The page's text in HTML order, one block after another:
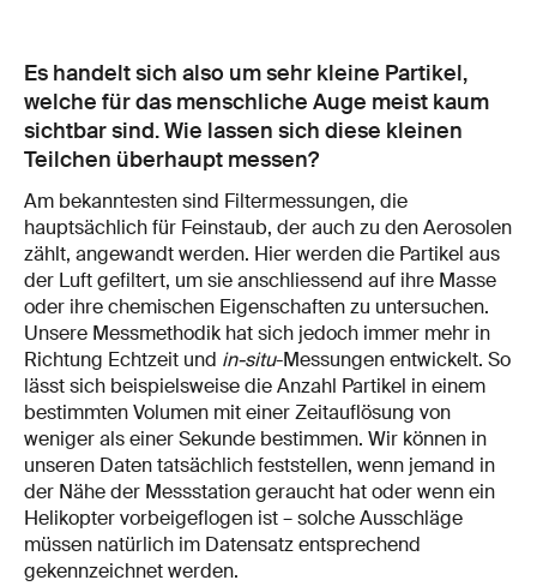
Es handelt sich also um sehr kleine Partikel,
welche für das menschliche Auge meist kaum
sichtbar sind. Wie lassen sich diese kleinen
Teilchen überhaupt messen?
Am bekanntesten sind Filtermessungen, die
hauptsächlich für Feinstaub, der auch zu den Aerosolen
zählt, angewandt werden. Hier werden die Partikel aus
der Luft gefiltert, um sie anschliessend auf ihre Masse
oder ihre chemischen Eigenschaften zu untersuchen.
Unsere Messmethodik hat sich jedoch immer mehr in
Richtung Echtzeit und in-situ-Messungen entwickelt. So
lässt sich beispielsweise die Anzahl Partikel in einem
bestimmten Volumen mit einer Zeitauflösung von
weniger als einer Sekunde bestimmen. Wir können in
unseren Daten tatsächlich feststellen, wenn jemand in
der Nähe der Messstation geraucht hat oder wenn ein
Helikopter vorbeigeflogen ist – solche Ausschläge
müssen natürlich im Datensatz entsprechend
gekennzeichnet werden.